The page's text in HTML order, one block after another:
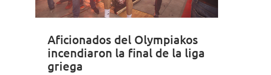
Aficionados del Olympiakos
incendiaron la final de la liga
griega